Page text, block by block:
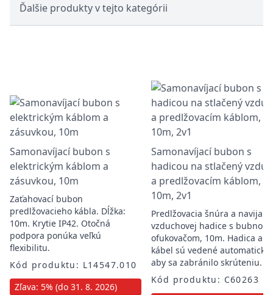
Ďalšie produkty v tejto kategórii
Samonavíjací bubon s
elektrickým káblom a
zásuvkou, 10m
Zaťahovací bubon
predlžovacieho kábla. Dĺžka:
10m. Krytie IP42. Otočná
podpora ponúka veľkú
flexibilitu.
Kód produktu: L14547.010
Zľava: 5% (do 31. 8. 2026)
Samonavíjací bubon s
hadicou na stlačený
a predlžovacím káblom,
10m, 2v1
Predlžovacia šnúra a navijak
vzduchovej hadice s bubnom
ofukovačom, 10m. Hadica a
kábel sú vedené automaticky,
aby sa zabránilo skrúteniu.
Kód produktu: C60263